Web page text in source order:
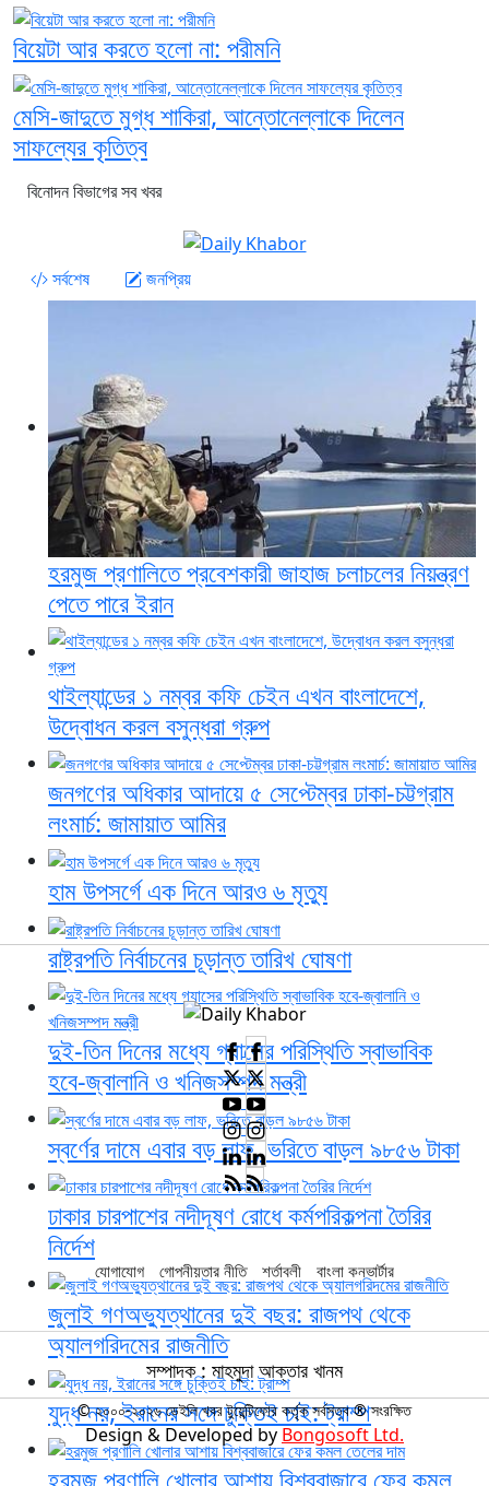
বিয়েটা আর করতে হলো না: পরীমনি
মেসি-জাদুতে মুগ্ধ শাকিরা, আন্তোনেল্লাকে দিলেন
সাফল্যের কৃতিত্ব
বিনোদন বিভাগের সব খবর
সর্বশেষ জনপ্রিয়
হরমুজ প্রণালিতে প্রবেশকারী জাহাজ চলাচলের নিয়ন্ত্রণ
পেতে পারে ইরান
থাইল্যান্ডের ১ নম্বর কফি চেইন এখন বাংলাদেশে,
উদ্বোধন করল বসুন্ধরা গ্রুপ
জনগণের অধিকার আদায়ে ৫ সেপ্টেম্বর ঢাকা-চট্টগ্রাম
লংমার্চ: জামায়াত আমির
হাম উপসর্গে এক দিনে আরও ৬ মৃত্যু
রাষ্ট্রপতি নির্বাচনের চূড়ান্ত তারিখ ঘোষণা
দুই-তিন দিনের মধ্যে গ্যাসের পরিস্থিতি স্বাভাবিক
হবে-জ্বালানি ও খনিজসম্পদ মন্ত্রী
স্বর্ণের দামে এবার বড় লাফ, ভরিতে বাড়ল ৯৮৫৬ টাকা
ঢাকার চারপাশের নদীদূষণ রোধে কর্মপরিকল্পনা তৈরির
নির্দেশ
জুলাই গণঅভ্যুত্থানের দুই বছর: রাজপথ থেকে
অ্যালগরিদমের রাজনীতি
যুদ্ধ নয়, ইরানের সঙ্গে চুক্তিই চাই: ট্রাম্প
হরমুজ প্রণালি খোলার আশায় বিশ্ববাজারে ফের কমল
যোগাযোগ গোপনীয়তার নীতি শর্তাবলী বাংলা কনভার্টার
সম্পাদক : মাহমুদা আক্তার খানম
© ২০০০-২০২৬ ডেইলি খবর টুয়েন্টিফোর কর্তৃক সর্বসত্ব ® সংরক্ষিত
Design & Developed by Bongosoft Ltd.